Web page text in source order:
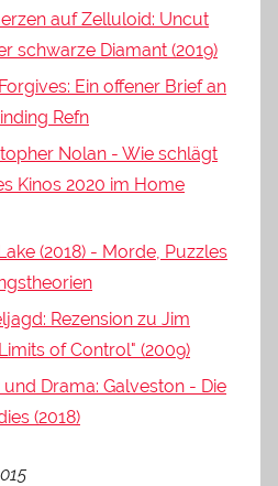
auf Zelluloid: Uncut
schwarze Diamant (2019)
Ein offener Brief an
Refn
Nolan - Wie schlägt
Kinos 2020 im Home
(2018) - Morde, Puzzles
Rezension zu Jim
of Control" (2009)
Drama: Galveston - Die
(2018)